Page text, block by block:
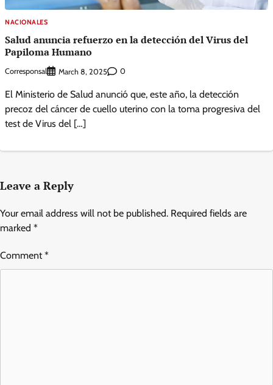
NACIONALES
Salud anuncia refuerzo en la detección del Virus del
Papiloma Humano
Corresponsal March 8, 2025 0
El Ministerio de Salud anunció que, este año, la detección
precoz del cáncer de cuello uterino con la toma progresiva del
test de Virus del […]
Leave a Reply
Your email address will not be published. Required fields are
marked *
Comment*